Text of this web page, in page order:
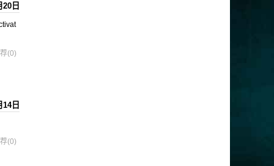
20日
(0)
14日
(0)